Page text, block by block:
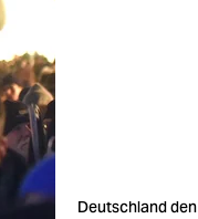
Deutschland den